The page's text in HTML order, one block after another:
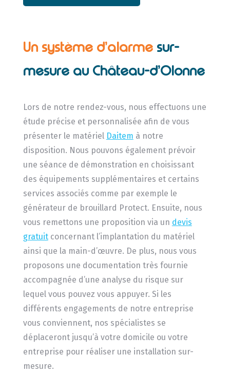
Un système d’alarme sur-
mesure au Château-d’Olonne
Lors de notre rendez-vous, nous effectuons une
étude précise et personnalisée afin de vous
présenter le matériel Daitem à notre
disposition. Nous pouvons également prévoir
une séance de démonstration en choisissant
des équipements supplémentaires et certains
services associés comme par exemple le
générateur de brouillard Protect. Ensuite, nous
vous remettons une proposition via un devis
gratuitconcernant l’implantation du matériel
ainsi que la main-d’œuvre. De plus, nous vous
proposons une documentation très fournie
accompagnée d’une analyse du risque sur
lequel vous pouvez vous appuyer. Si les
différents engagements de notre entreprise
vous conviennent, nos spécialistes se
déplaceront jusqu’à votre domicile ou votre
entreprise pour réaliser une installation sur-
mesure.